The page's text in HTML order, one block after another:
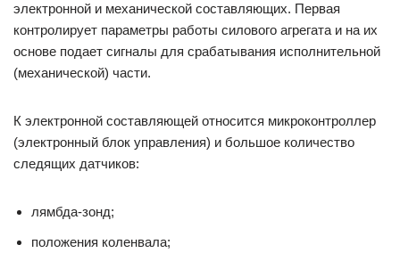
электронной и механической составляющих. Первая
контролирует параметры работы силового агрегата и на их
основе подает сигналы для срабатывания исполнительной
(механической) части.
К электронной составляющей относится микроконтроллер
(электронный блок управления) и большое количество
следящих датчиков:
лямбда-зонд;
положения коленвала;